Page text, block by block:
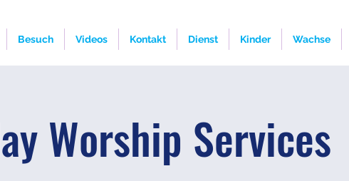
Besuch Videos Kontakt Dienst Kinder Wachse
Worship Services